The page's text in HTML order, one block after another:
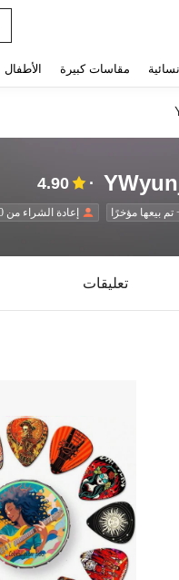
مقاسات كبيرة الأطفال
4.90
إعادة الشراء من 100+
تعليقات